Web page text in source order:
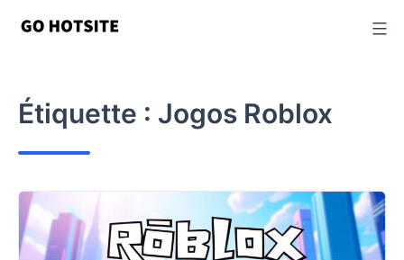
Étiquette : Jogos Roblox